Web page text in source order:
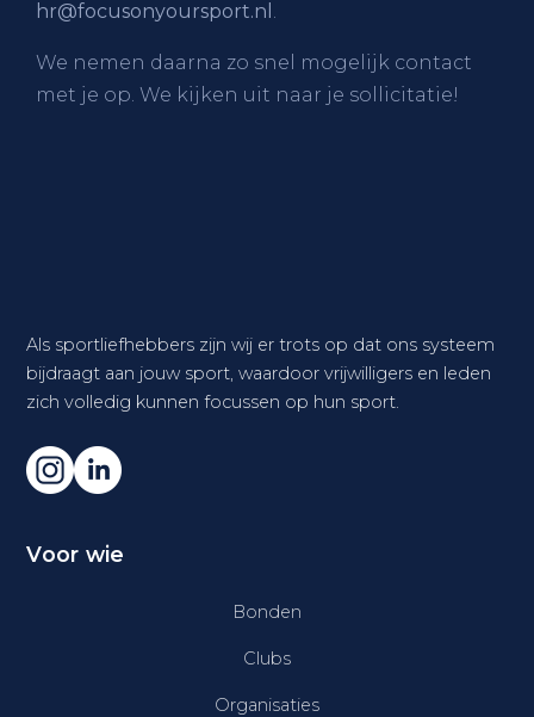
hr@focusonyoursport.nl .
We nemen daarna zo snel mogelijk contact
met je op. We kijken uit naar je sollicitatie!
Als sportliefhebbers zijn wij er trots op dat ons systeem
bijdraagt aan jouw sport, waardoor vrijwilligers en leden
zich volledig kunnen focussen op hun sport.
Voor wie
Bonden
Clubs
Organisaties